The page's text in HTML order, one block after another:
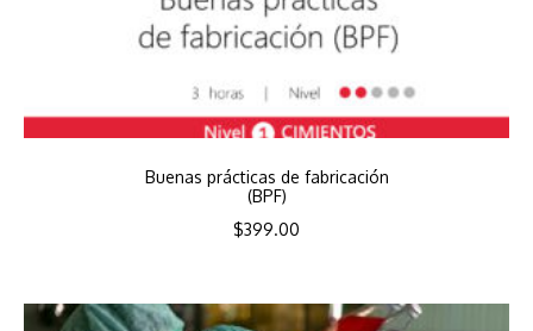
Buenas prácticas de fabricación
(BPF)
$399.00